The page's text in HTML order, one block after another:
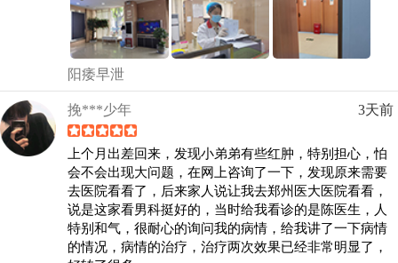
阳痿早泄
挽***少年 3天前
上个月出差回来，发现小弟弟有些红肿，特别担心，怕
会不会出现大问题，在网上咨询了一下，发现原来需要
去医院看看了，后来家人说让我去郑州医大医院看看，
说是这家看男科挺好的，当时给我看诊的是陈医生，人
特别和气，很耐心的询问我的病情，给我讲了一下病情
的情况，病情的治疗，治疗两次效果已经非常明显了，